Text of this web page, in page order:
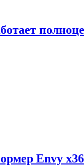
Envy